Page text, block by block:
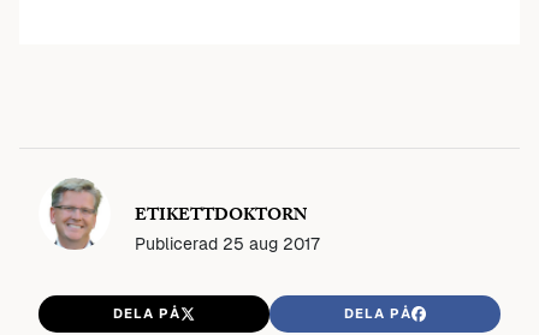
ETIKETTDOKTORN
Publicerad 25 aug 2017
DELA PÅ DELA PÅ